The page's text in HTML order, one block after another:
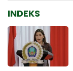
INDEKS